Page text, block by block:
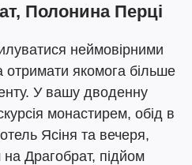
Полонина Перці
неймовірними
отримати якомога більше
У вашу дводенну
монастирем, обід в
Ясіня та вечеря,
Драгобрат, підйом